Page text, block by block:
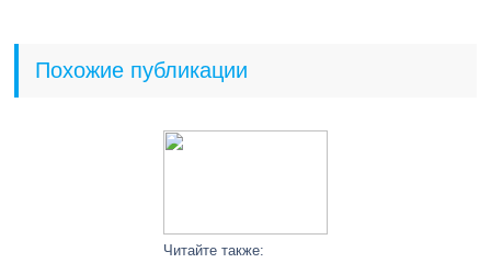
Похожие публикации
Читайте также: